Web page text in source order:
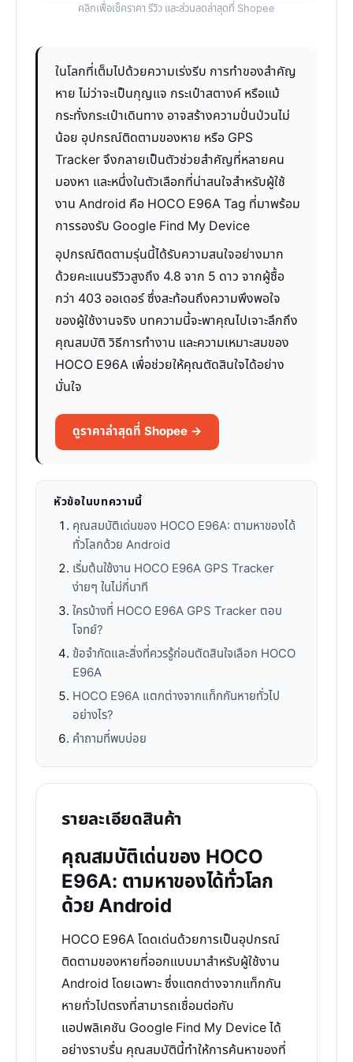
คลิกเพื่อเช็คราคา รีวิว และส่วนลดล่าสุดที่ Shopee
ในโลกที่เต็มไปด้วยความเร่งรีบ การทำของสำคัญ
หาย ไม่ว่าจะเป็นกุญแจ กระเป๋าสตางค์ หรือแม้
กระทั่งกระเป๋าเดินทาง อาจสร้างความปั่นป่วนไม่
น้อย อุปกรณ์ติดตามของหาย หรือ GPS
Tracker จึงกลายเป็นตัวช่วยสำคัญที่หลายคน
มองหา และหนึ่งในตัวเลือกที่น่าสนใจสำหรับผู้ใช้
งาน Android คือ HOCO E96A Tag ที่มาพร้อม
การรองรับ Google Find My Device
อุปกรณ์ติดตามรุ่นนี้ได้รับความสนใจอย่างมาก
ด้วยคะแนนรีวิวสูงถึง 4.8 จาก 5 ดาว จากผู้ซื้อ
กว่า 403 ออเดอร์ ซึ่งสะท้อนถึงความพึงพอใจ
ของผู้ใช้งานจริง บทความนี้จะพาคุณไปเจาะลึกถึง
คุณสมบัติ วิธีการทำงาน และความเหมาะสมของ
HOCO E96A เพื่อช่วยให้คุณตัดสินใจได้อย่าง
มั่นใจ
ดูราคาล่าสุดที่ Shopee →
หัวข้อในบทความนี้
คุณสมบัติเด่นของ HOCO E96A: ตามหาของได้
ทั่วโลกด้วย Android
เริ่มต้นใช้งาน HOCO E96A GPS Tracker
ง่ายๆ ในไม่กี่นาที
ใครบ้างที่ HOCO E96A GPS Tracker ตอบ
โจทย์?
ข้อจำกัดและสิ่งที่ควรรู้ก่อนตัดสินใจเลือก HOCO
E96A
HOCO E96A แตกต่างจากแท็กกันหายทั่วไป
อย่างไร?
คำถามที่พบบ่อย
รายละเอียดสินค้า
คุณสมบัติเด่นของ HOCO
E96A: ตามหาของได้ทั่วโลก
ด้วย Android
HOCO E96A โดดเด่นด้วยการเป็นอุปกรณ์
ติดตามของหายที่ออกแบบมาสำหรับผู้ใช้งาน
Android โดยเฉพาะ ซึ่งแตกต่างจากแท็กกัน
หายทั่วไปตรงที่สามารถเชื่อมต่อกับ
แอปพลิเคชัน Google Find My Device ได้
อย่างราบรื่น คุณสมบัตินี้ทำให้การค้นหาของที่